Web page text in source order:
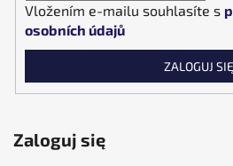
Vložením e-mailu souhlasíte s
osobních údajů
ZALOGUJ SIĘ
Zaloguj się